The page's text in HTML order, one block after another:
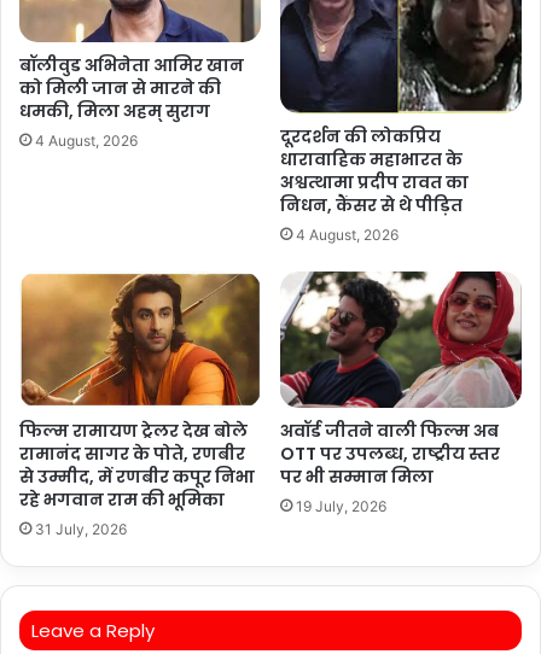
बॉलीवुड अभिनेता आमिर खान
को मिली जान से मारने की
धमकी, मिला अहम् सुराग
4 August, 2026
दूरदर्शन की लोकप्रिय
धारावाहिक महाभारत के
अश्वत्थामा प्रदीप रावत का
निधन, कैंसर से थे पीड़ित
4 August, 2026
फिल्म रामायण ट्रेलर देख बोले
रामानंद सागर के पोते, रणबीर
से उम्मीद, में रणबीर कपूर निभा
रहे भगवान राम की भूमिका
31 July, 2026
अवॉर्ड जीतने वाली फिल्म अब
OTT पर उपलब्ध, राष्ट्रीय स्तर
पर भी सम्मान मिला
19 July, 2026
Leave a Reply